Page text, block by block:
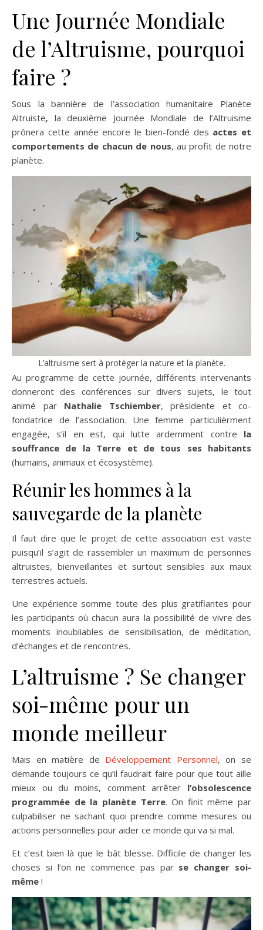
Une Journée Mondiale
de l’Altruisme, pourquoi
faire ?
Sous la bannière de l’association humanitaire Planète
Altruiste, la deuxième Journée Mondiale de l’Altruisme
prônera cette année encore le bien-fondé des actes et
comportements de chacun de nous, au profit de notre
planète.
L’altruisme sert à protéger la nature et la planète.
Au programme de cette journée, différents intervenants
donneront des conférences sur divers sujets, le tout
animé par Nathalie Tschiember, présidente et co-
fondatrice de l’association. Une femme particulièrment
engagée, s’il en est, qui lutte ardemment contre la
souffrance de la Terre et de tous ses habitants
(humains, animaux et écosystème).
Réunir les hommes à la
sauvegarde de la planète
Il faut dire que le projet de cette association est vaste
puisqu’il s’agit de rassembler un maximum de personnes
altruistes, bienveillantes et surtout sensibles aux maux
terrestres actuels.
Une expérience somme toute des plus gratifiantes pour
les participants où chacun aura la possibilité de vivre des
moments inoubliables de sensibilisation, de méditation,
d’échanges et de rencontres.
L’altruisme ? Se changer
soi-même pour un
monde meilleur
Mais en matière de Développement Personnel, on se
demande toujours ce qu’il faudrait faire pour que tout aille
mieux ou du moins, comment arrêter l’obsolescence
programmée de la planète Terre. On finit même par
culpabiliser ne sachant quoi prendre comme mesures ou
actions personnelles pour aider ce monde qui va si mal.
Et c’est bien là que le bât blesse. Difficile de changer les
choses si l’on ne commence pas par se changer soi-
même !